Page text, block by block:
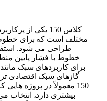
کلاس 150 یکی از
مختلف است که برای خطوط
طراحی می شود.
برای کاربردهای سبک
گازهای سبک اقتصادی
150 معمولاً در پروژه
بیشتری دارد،